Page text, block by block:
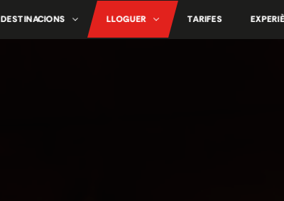
DESTINACIONS LLOGUER TARIFES